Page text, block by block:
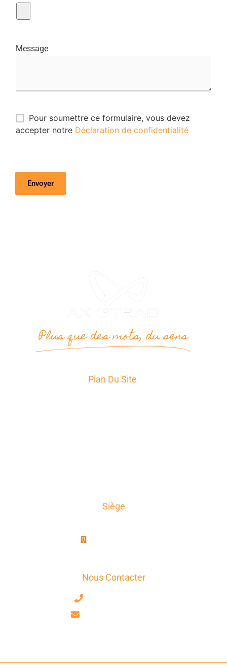
Message
Pour soumettre ce formulaire, vous devez
accepter notre Déclaration de confidentialité
Envoyer
Plus que des mots, du sens
Plan Du Site
Siège
Nous Contacter